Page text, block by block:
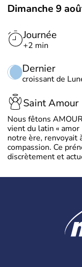
Dimanche 9
Journée
+2 min
Dernier
croissant de
Saint Amour
Nous fêtons
vient du latin «
notre ère, renvoyait
compassion. Ce
discrètement et